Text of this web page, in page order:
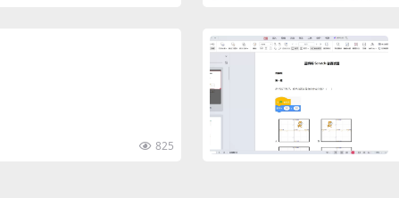
825